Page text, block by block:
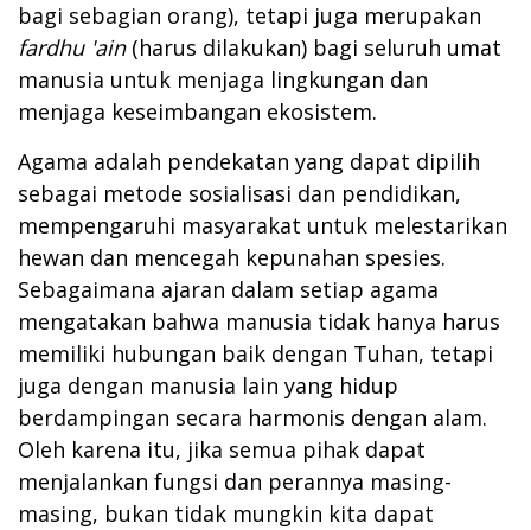
bagi sebagian orang), tetapi juga merupakan
fardhu 'ain(harus dilakukan) bagi seluruh umat
manusia untuk menjaga lingkungan dan
menjaga keseimbangan ekosistem.
Agama adalah pendekatan yang dapat dipilih
sebagai metode sosialisasi dan pendidikan,
mempengaruhi masyarakat untuk melestarikan
hewan dan mencegah kepunahan spesies.
Sebagaimana ajaran dalam setiap agama
mengatakan bahwa manusia tidak hanya harus
memiliki hubungan baik dengan Tuhan, tetapi
juga dengan manusia lain yang hidup
berdampingan secara harmonis dengan alam.
Oleh karena itu, jika semua pihak dapat
menjalankan fungsi dan perannya masing-
masing, bukan tidak mungkin kita dapat